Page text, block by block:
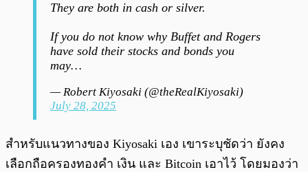
They are both in cash or silver.
If you do not know why Buffet and Rogers
have sold their stocks and bonds you
may…
— Robert Kiyosaki (@theRealKiyosaki)
July 28, 2025
สำหรับแนวทางของ Kiyosaki เอง เขาระบุชัดว่า ยังคง
เลือกถือครองทองคำ เงิน และ Bitcoin เอาไว้ โดยมองว่า